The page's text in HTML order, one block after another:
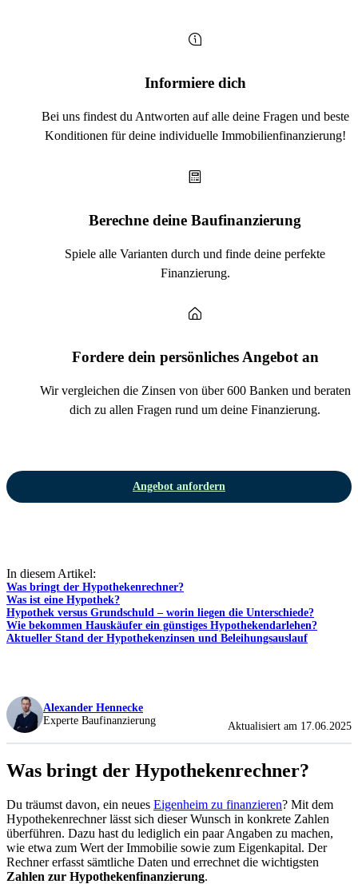
Informiere dich
Bei uns findest du Antworten auf alle deine Fragen und beste
Konditionen für deine individuelle Immobilienfinanzierung!
Berechne deine Baufinanzierung
Spiele alle Varianten durch und finde deine perfekte
Finanzierung.
Fordere dein persönliches Angebot an
Wir vergleichen die Zinsen von über 600 Banken und beraten
dich zu allen Fragen rund um deine Finanzierung.
Angebot anfordern
In diesem Artikel:
Was bringt der Hypothekenrechner?
Was ist eine Hypothek?
Hypothek versus Grundschuld – worin liegen die Unterschiede?
Wie bekommen Hauskäufer ein günstiges Hypothekendarlehen?
Aktueller Stand der Hypothekenzinsen und Beleihungsauslauf
Alexander Hennecke
Experte Baufinanzierung
Aktualisiert am 17.06.2025
Was bringt der Hypothekenrechner?
Du träumst davon, ein neues Eigenheim zu finanzieren? Mit dem
Hypothekenrechner lässt sich dieser Wunsch in konkrete Zahlen
überführen. Dazu hast du lediglich ein paar Angaben zu machen,
wie etwa zum Wert der Immobilie sowie zum Eigenkapital. Der
Rechner erfasst sämtliche Daten und errechnet die wichtigsten
Zahlen zur Hypothekenfinanzierung.